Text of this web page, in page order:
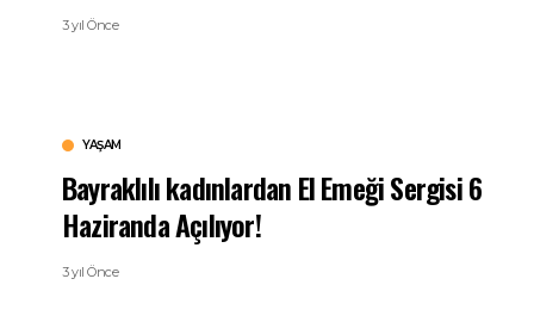
3 yıl Önce
YAŞAM
Bayraklılı kadınlardan El Emeği Sergisi 6
Haziranda Açılıyor!
3 yıl Önce